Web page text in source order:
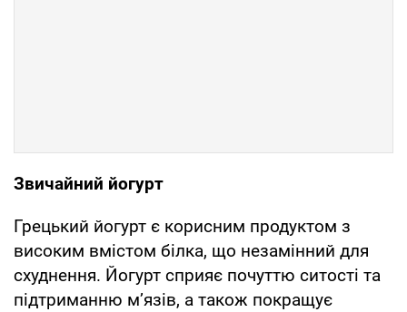
Звичайний йогурт
Грецький йогурт є корисним продуктом з
високим вмістом білка, що незамінний для
схуднення. Йогурт сприяє почуттю ситості та
підтриманню м’язів, а також покращує